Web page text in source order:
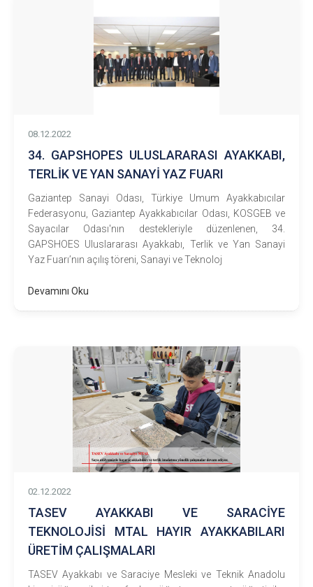
08.12.2022
34. GAPSHOPES ULUSLARARASI AYAKKABI,
TERLİK VE YAN SANAYİ YAZ FUARI
Gaziantep Sanayi Odası, Türkiye Umum Ayakkabıcılar
Federasyonu, Gaziantep Ayakkabıcılar Odası, KOSGEB ve
Sayacılar Odası'nın destekleriyle düzenlenen, 34.
GAPSHOES Uluslararası Ayakkabı, Terlik ve Yan Sanayi
Yaz Fuarı’nın açılış töreni, Sanayi ve Teknoloj
Devamını Oku
02.12.2022
TASEV AYAKKABI VE SARACİYE
TEKNOLOJİSİ MTAL HAYIR AYAKKABILARI
ÜRETİM ÇALIŞMALARI
TASEV Ayakkabı ve Saraciye Mesleki ve Teknik Anadolu